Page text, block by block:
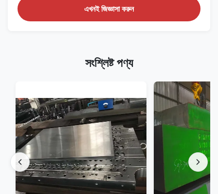
এখনই জিজ্ঞাসা করুন
সংশ্লিষ্ট পণ্য